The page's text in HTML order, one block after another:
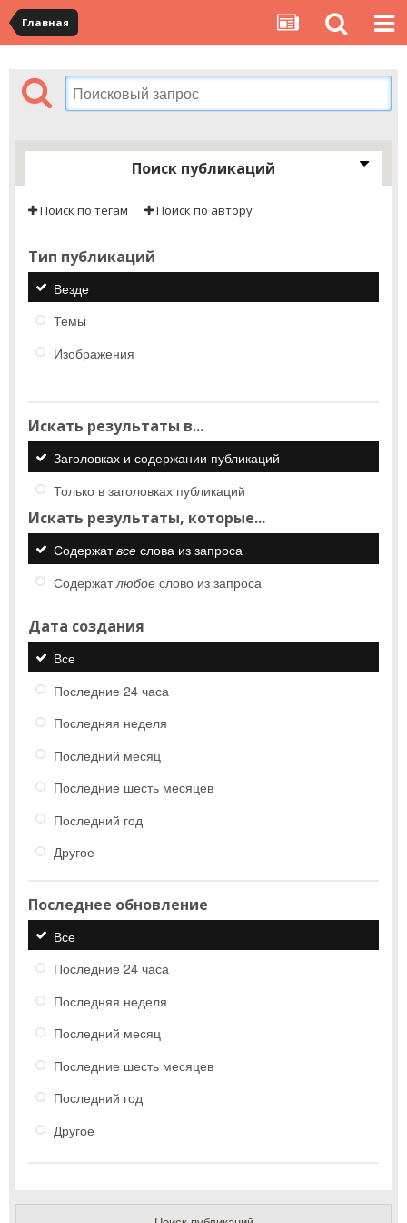
Главная
Поиск публикаций
Поиск по тегам Поиск по автору
Тип публикаций
Везде
Темы
Изображения
Искать результаты в...
Заголовках и содержании публикаций
Только в заголовках публикаций
Искать результаты, которые...
Содержатвсе слова из запроса
Содержатлюбое слово из запроса
Дата создания
Все
Последние 24 часа
Последняя неделя
Последний месяц
Последние шесть месяцев
Последний год
Другое
Последнее обновление
Все
Последние 24 часа
Последняя неделя
Последний месяц
Последние шесть месяцев
Последний год
Другое